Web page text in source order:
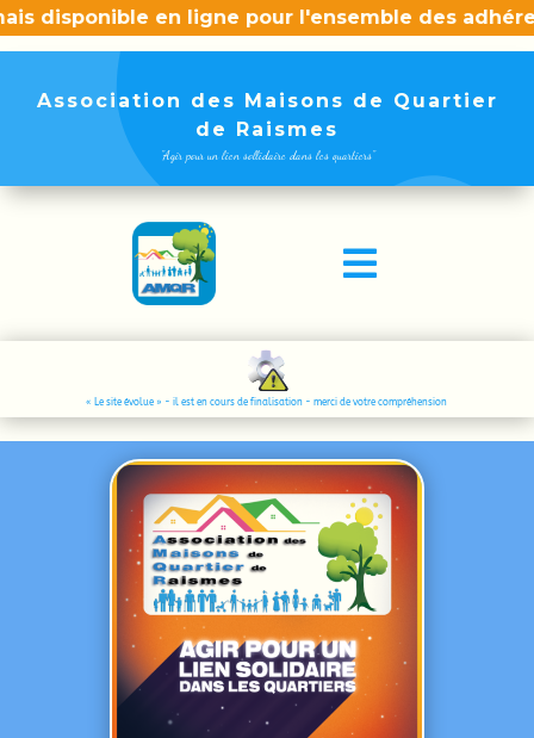
ligne pour l'ensemble des adhérents de
Association des Maisons de Quartier
de Raismes
"Agir pour un lien sollidaire dans les quartiers"

« Le site évolue » - il est en cours de finalisation - merci de votre compréhension